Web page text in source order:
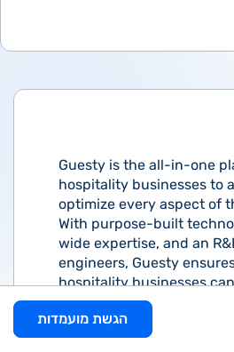
Guesty is the all-in-one
hospitality businesses to
optimize every aspect of
With purpose-built
wide expertise, and an
engineers, Guesty
hospitality businesses
and achieve growth, while
best value to guests. With
suite of features and 150+
הגשת מועמדות